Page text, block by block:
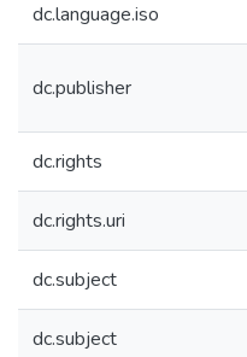
dc.language.iso
dc.publisher
dc.rights
dc.rights.uri
dc.subject
dc.subject